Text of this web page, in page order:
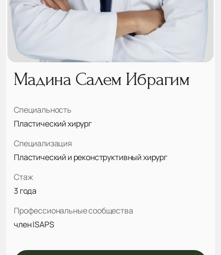
Мадина Салем Ибрагим
Специальность
Пластический хирург
Специализация
Пластический и реконструктивный хирург
Стаж
3 года
Профессиональные сообщества
член ISAPS